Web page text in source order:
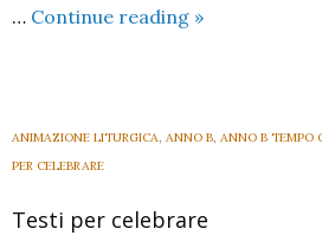
… Continue reading XXIX
Ordinario
2024
»
ANIMAZIONE LITURGICA, ANNO B, ANNO B TEMPO
PER CELEBRARE
Testi per celebrare